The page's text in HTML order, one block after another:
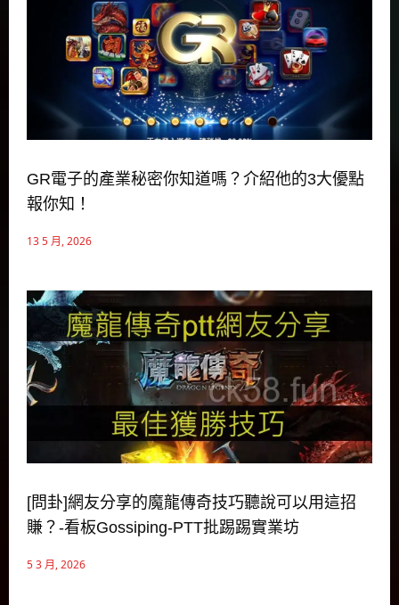
GR電子的產業秘密你知道嗎？介紹他的3大優點
報你知！
13 5 月, 2026
[問卦]網友分享的魔龍傳奇技巧聽說可以用這招
賺？-看板Gossiping-PTT批踢踢實業坊
5 3 月, 2026